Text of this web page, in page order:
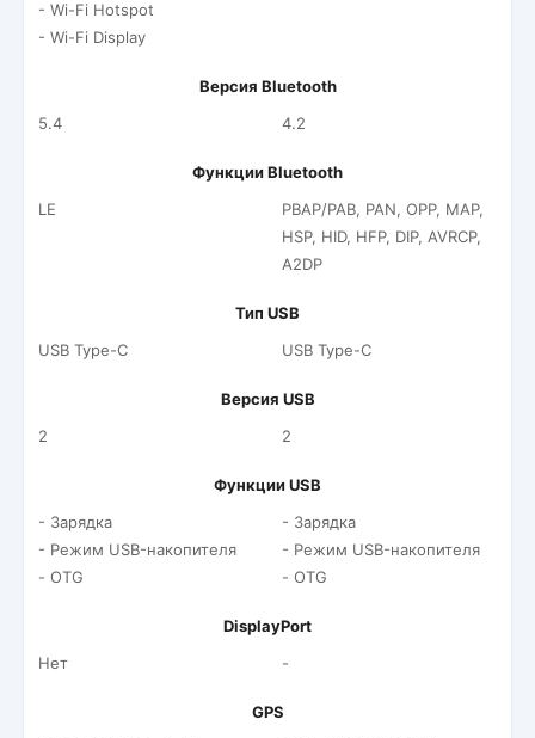
- Wi-Fi Hotspot
- Wi-Fi Display
Версия Bluetooth
5.4
4.2
Функции Bluetooth
LE
PBAP/PAB, PAN, OPP, MAP,
HSP, HID, HFP, DIP, AVRCP,
A2DP
Тип USB
USB Type-C
USB Type-C
Версия USB
2
2
Функции USB
- Зарядка
- Режим USB-накопителя
- OTG
- Зарядка
- Режим USB-накопителя
- OTG
DisplayPort
Нет
-
GPS